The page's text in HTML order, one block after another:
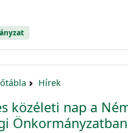
Hírek
közéleti nap a
Önkormányzatban